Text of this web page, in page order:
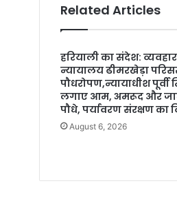
Related Articles
हरियाली का संदेश: व्यवहार
न्यायालय ढीमरखेड़ा
पौधरोपण,न्यायाधीश पूर्वी
लगाए आम, अमरूद और
पौधे, पर्यावरण संरक्षण का
August 6, 2026